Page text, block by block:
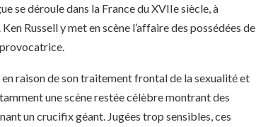
se déroule dans la France du XVIIe siècle, à
Russell y met en scène l’affaire des possédées de
raison de son traitement frontal de la sexualité et
une scène restée célèbre montrant des
un crucifix géant. Jugées trop sensibles, ces